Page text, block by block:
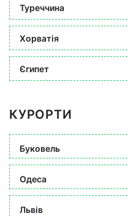
Туреччина
Хорватія
Єгипет
КУРОРТИ
Буковель
Одеса
Львів